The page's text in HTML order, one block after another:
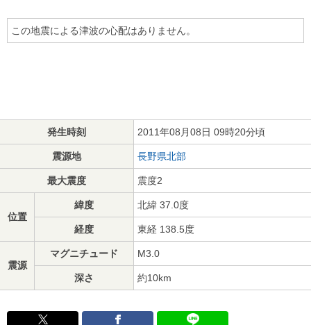
この地震による津波の心配はありません。
発生時刻 2011年08月08日 09時20分頃
震源地 長野県北部
最大震度 震度2
位置
緯度 北緯 37.0度
経度 東経 138.5度
震源
マグニチュード M3.0
深さ 約10km